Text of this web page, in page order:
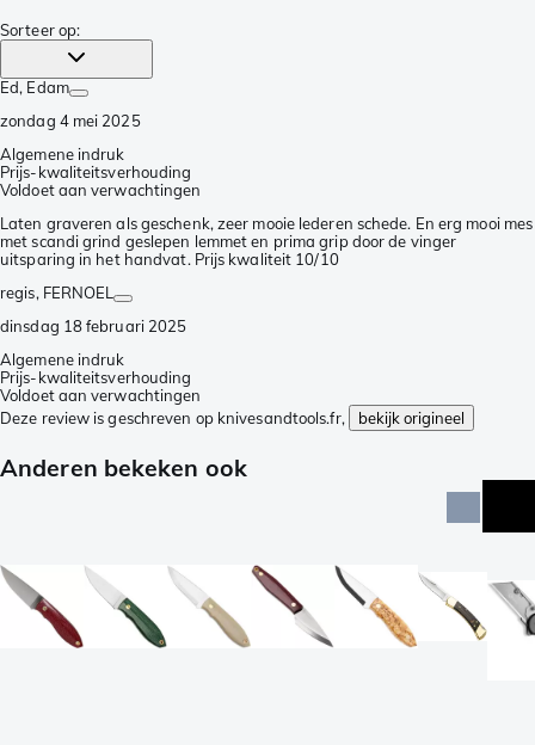
Sorteer op:
Ed, Edam
zondag 4 mei 2025
Algemene indruk
Prijs-kwaliteitsverhouding
Voldoet aan verwachtingen
Laten graveren als geschenk, zeer mooie lederen schede. En erg mooi mes
met scandi grind geslepen lemmet en prima grip door de vinger
uitsparing in het handvat. Prijs kwaliteit 10/10
regis, FERNOEL
dinsdag 18 februari 2025
Algemene indruk
Prijs-kwaliteitsverhouding
Voldoet aan verwachtingen
Deze review is geschreven op knivesandtools.fr,
bekijk origineel
Anderen bekeken ook